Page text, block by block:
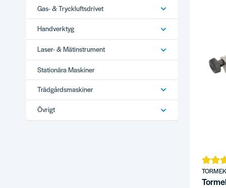
Gas- & Tryckluftsdrivet
Handverktyg
Laser- & Mätinstrument
Stationära Maskiner
Trädgårdsmaskiner
Övrigt